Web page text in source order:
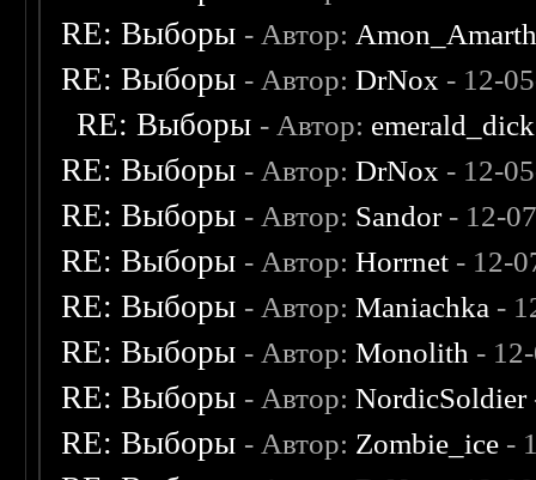
RE: Выборы - Автор:
RE: Выборы - Автор:DrNox - 12-
RE: Выборы - Автор: emerald_dick
RE: Выборы - Автор:DrNox - 12-
RE: Выборы - Автор: Sandor- 12-
RE: Выборы - Автор:Horrnet - 12-
RE: Выборы - Автор:Maniachka -
RE: Выборы - Автор:Monolith -
RE: Выборы - Автор:NordicSoldier
RE: Выборы - Автор: Zombie_ice -